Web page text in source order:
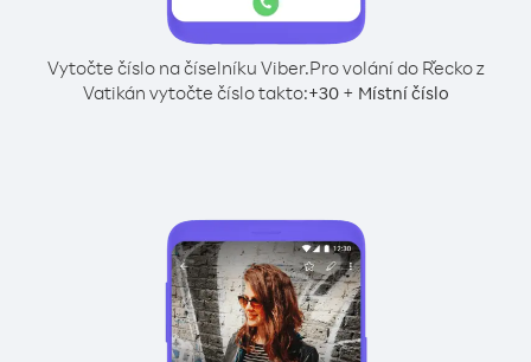
Vytočte číslo na číselníku Viber.Pro volání do Řecko z
Vatikán vytočte číslo takto:+30+ Místní číslo